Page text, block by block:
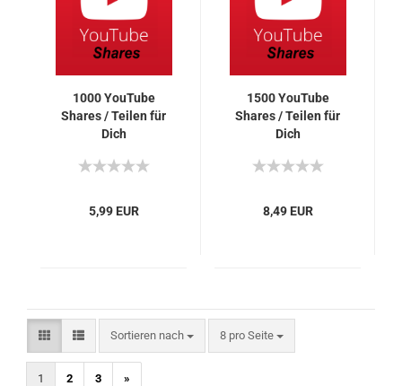
1000 You­Tube
Shares / Tei­len für
Dich
5,99 EUR
1500 You­Tube
Shares / Tei­len für
Dich
8,49 EUR
Sortieren nach
Sortieren nach 8 pro Seite
pro Seite
1 2 3 »